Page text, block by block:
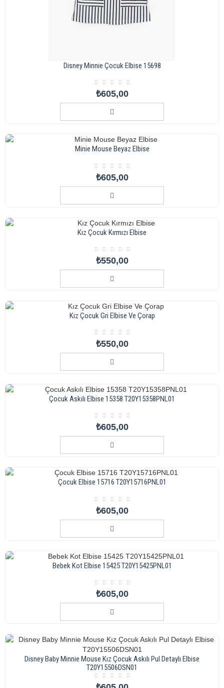
Disney Minnie Çocuk Elbise 15698
₺605,00
Minie Mouse Beyaz Elbise
₺605,00
Kız Çocuk Kırmızı Elbise
₺550,00
Kız Çocuk Gri Elbise Ve Çorap
₺550,00
Çocuk Askılı Elbise 15358 T20Y15358PNL01
₺605,00
Çocuk Elbise 15716 T20Y15716PNL01
₺605,00
Bebek Kot Elbise 15425 T20Y15425PNL01
₺605,00
Disney Baby Minnie Mouse Kız Çocuk Askılı Pul Detaylı Elbise
T20Y15506DSN01